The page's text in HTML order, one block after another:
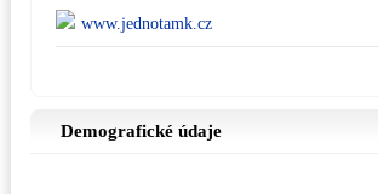
www.jednotamk.cz
Demografické údaje